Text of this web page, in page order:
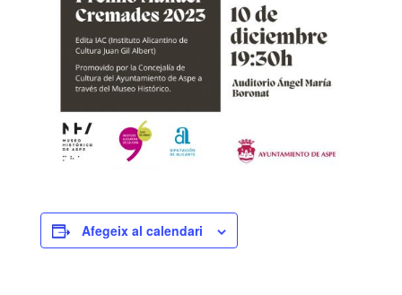
Afegeix al calendari